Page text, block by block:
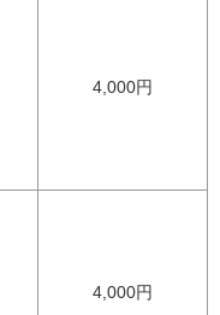
4,000円
4,000円